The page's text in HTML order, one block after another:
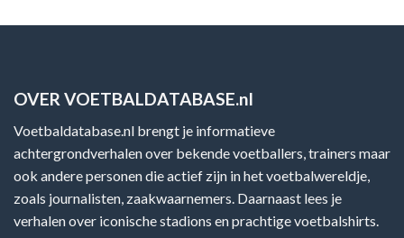
OVER VOETBALDATABASE.nl
Voetbaldatabase.nl brengt je informatieve
achtergrondverhalen over bekende voetballers, trainers maar
ook andere personen die actief zijn in het voetbalwereldje,
zoals journalisten, zaakwaarnemers. Daarnaast lees je
verhalen over iconische stadions en prachtige voetbalshirts.